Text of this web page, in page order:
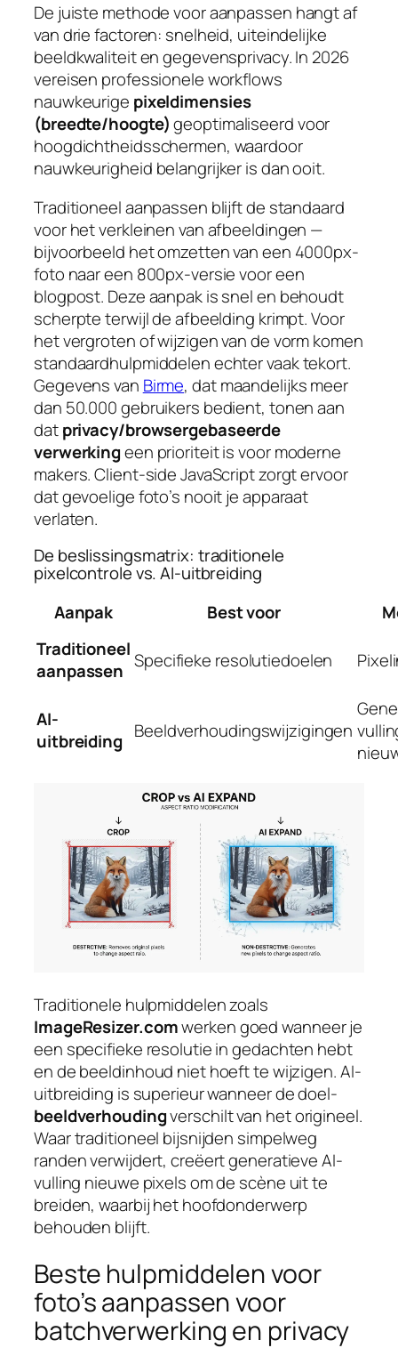
De juiste methode voor aanpassen hangt af
van drie factoren: snelheid, uiteindelijke
beeldkwaliteit en gegevensprivacy. In 2026
vereisen professionele workflows
nauwkeurige pixeldimensies
(breedte/hoogte)geoptimaliseerd voor
hoogdichtheidsschermen, waardoor
nauwkeurigheid belangrijker is dan ooit.
Traditioneel aanpassen blijft de standaard
voor het verkleinen van afbeeldingen —
bijvoorbeeld het omzetten van een 4000px-
foto naar een 800px-versie voor een
blogpost. Deze aanpak is snel en behoudt
scherpte terwijl de afbeelding krimpt. Voor
het vergroten of wijzigen van de vorm komen
standaardhulpmiddelen echter vaak tekort.
Gegevens van Birme, dat maandelijks meer
dan 50.000 gebruikers bedient, tonen aan
datprivacy/browsergebaseerde
verwerkingeen prioriteit is voor moderne
makers. Client-side JavaScript zorgt ervoor
dat gevoelige foto’s nooit je apparaat
verlaten.
De beslissingsmatrix: traditionele
pixelcontrole vs. AI-uitbreiding
Aanpak
Best voor
Traditioneel
aanpassen Specifieke resolutiedoelen
AI-
uitbreiding Beeldverhoudingswijzigingen
Traditionele hulpmiddelen zoals
ImageResizer.comwerken goed wanneer je
een specifieke resolutie in gedachten hebt
en de beeldinhoud niet hoeft te wijzigen. AI-
uitbreiding is superieur wanneer de doel-
beeldverhoudingverschilt van het origineel.
Waar traditioneel bijsnijden simpelweg
randen verwijdert, creëert generatieve AI-
vulling nieuwe pixels om de scène uit te
breiden, waarbij het hoofdonderwerp
behouden blijft.
Beste hulpmiddelen voor
foto’s aanpassen voor
batchverwerking en privacy